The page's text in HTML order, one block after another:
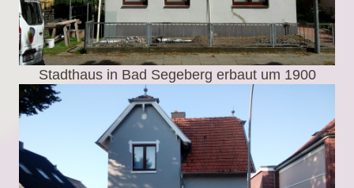
Stadthaus in Bad Segeberg erbaut um 1900